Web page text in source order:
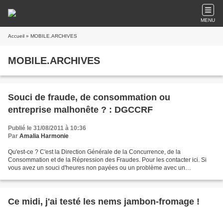
MENU
Accueil » MOBILE.ARCHIVES
MOBILE.ARCHIVES
Souci de fraude, de consommation ou
entreprise malhonête ? : DGCCRF
Publié le 31/08/2011 à 10:36
Par Amalia Harmonie
Qu'est-ce ? C'est la Direction Générale de la Concurrence, de la
Consommation et de la Répression des Fraudes. Pour les contacter ici. Si
vous avez un souci d'heures non payées ou un problème avec un
Ce midi, j'ai testé les nems jambon-fromage !